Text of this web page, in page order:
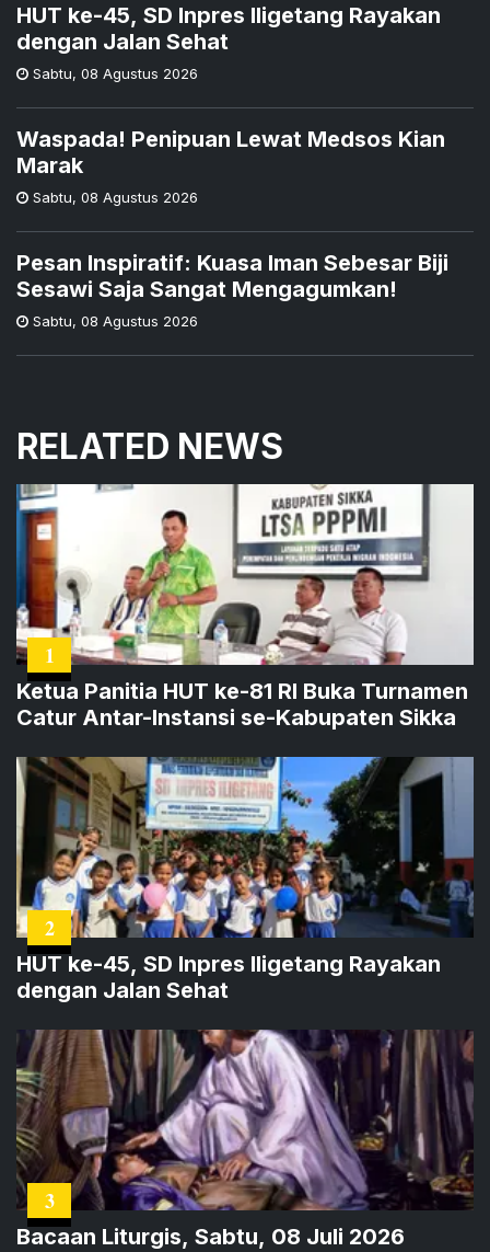
HUT ke-45, SD Inpres Iligetang Rayakan
dengan Jalan Sehat
Sabtu, 08 Agustus 2026
Waspada! Penipuan Lewat Medsos Kian
Marak
Sabtu, 08 Agustus 2026
Pesan Inspiratif: Kuasa Iman Sebesar Biji
Sesawi Saja Sangat Mengagumkan!
Sabtu, 08 Agustus 2026
RELATED NEWS
1
Ketua Panitia HUT ke-81 RI Buka Turnamen
Catur Antar-Instansi se-Kabupaten Sikka
2
HUT ke-45, SD Inpres Iligetang Rayakan
dengan Jalan Sehat
3
Bacaan Liturgis, Sabtu, 08 Juli 2026